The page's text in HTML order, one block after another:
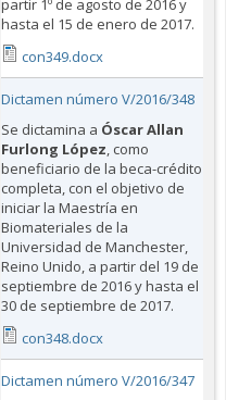
partir 1º de agosto de 2016 y
hasta el 15 de enero de 2017.
con349.docx
Dictamen número V/2016/348
Se dictamina a Óscar Allan
Furlong López, como
beneficiario de la beca-crédito
completa, con el objetivo de
iniciar la Maestría en
Biomateriales de la
Universidad de Manchester,
Reino Unido, a partir del 19 de
septiembre de 2016 y hasta el
30 de septiembre de 2017.
con348.docx
Dictamen número V/2016/347